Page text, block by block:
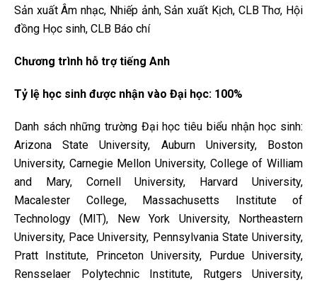
Sản xuất Âm nhạc, Nhiếp ảnh, Sản xuất Kịch, CLB Thơ, Hội
đồng Học sinh, CLB Báo chí
Chương trình hỗ trợ tiếng Anh
Tỷ lệ học sinh được nhận vào Đại học: 100%
Danh sách những trường Đại học tiêu biểu nhận học sinh:
Arizona State University, Auburn University, Boston
University, Carnegie Mellon University, College of William
and Mary, Cornell University, Harvard University,
Macalester College, Massachusetts Institute of
Technology (MIT), New York University, Northeastern
University, Pace University, Pennsylvania State University,
Pratt Institute, Princeton University, Purdue University,
Rensselaer Polytechnic Institute, Rutgers University,